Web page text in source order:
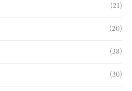
(21)
(20)
(38)
(30)